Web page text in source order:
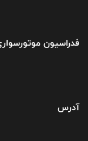
فدراسیون
آدرس